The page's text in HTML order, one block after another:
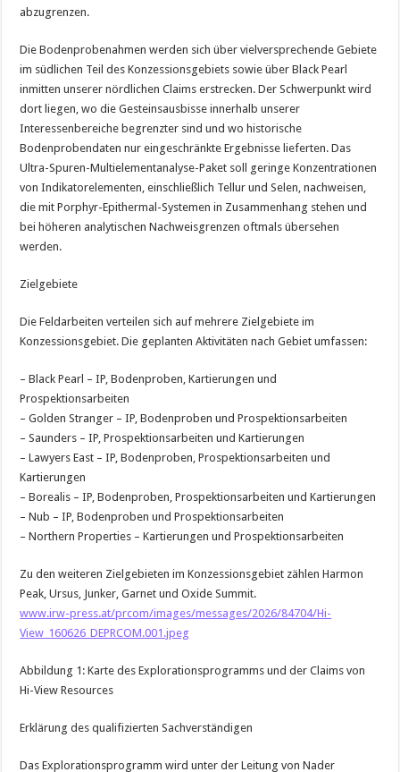
abzugrenzen.
Die Bodenprobenahmen werden sich über vielversprechende Gebiete
im südlichen Teil des Konzessionsgebiets sowie über Black Pearl
inmitten unserer nördlichen Claims erstrecken. Der Schwerpunkt wird
dort liegen, wo die Gesteinsausbisse innerhalb unserer
Interessenbereiche begrenzter sind und wo historische
Bodenprobendaten nur eingeschränkte Ergebnisse lieferten. Das
Ultra-Spuren-Multielementanalyse-Paket soll geringe Konzentrationen
von Indikatorelementen, einschließlich Tellur und Selen, nachweisen,
die mit Porphyr-Epithermal-Systemen in Zusammenhang stehen und
bei höheren analytischen Nachweisgrenzen oftmals übersehen
werden.
Zielgebiete
Die Feldarbeiten verteilen sich auf mehrere Zielgebiete im
Konzessionsgebiet. Die geplanten Aktivitäten nach Gebiet umfassen:
– Black Pearl – IP, Bodenproben, Kartierungen und
Prospektionsarbeiten
– Golden Stranger – IP, Bodenproben und Prospektionsarbeiten
– Saunders – IP, Prospektionsarbeiten und Kartierungen
– Lawyers East – IP, Bodenproben, Prospektionsarbeiten und
Kartierungen
– Borealis – IP, Bodenproben, Prospektionsarbeiten und Kartierungen
– Nub – IP, Bodenproben und Prospektionsarbeiten
– Northern Properties – Kartierungen und Prospektionsarbeiten
Zu den weiteren Zielgebieten im Konzessionsgebiet zählen Harmon
Peak, Ursus, Junker, Garnet und Oxide Summit.
www.irw-press.at/prcom/images/messages/2026/84704/Hi-
View_160626_DEPRCOM.001.jpeg
Abbildung 1: Karte des Explorationsprogramms und der Claims von
Hi-View Resources
Erklärung des qualifizierten Sachverständigen
Das Explorationsprogramm wird unter der Leitung von Nader